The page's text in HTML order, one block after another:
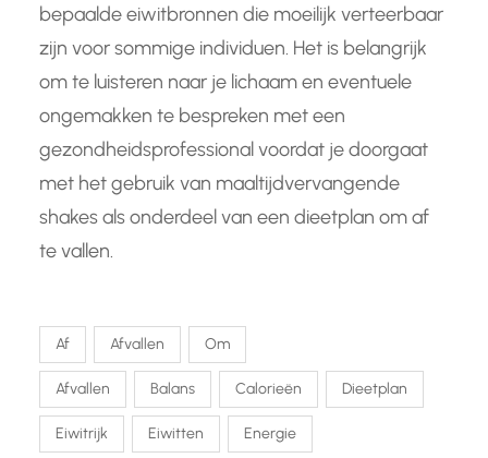
bepaalde eiwitbronnen die moeilijk verteerbaar
zijn voor sommige individuen. Het is belangrijk
om te luisteren naar je lichaam en eventuele
ongemakken te bespreken met een
gezondheidsprofessional voordat je doorgaat
met het gebruik van maaltijdvervangende
shakes als onderdeel van een dieetplan om af
te vallen.
Af Afvallen Om
Afvallen Balans Calorieën Dieetplan
Eiwitrijk Eiwitten Energie